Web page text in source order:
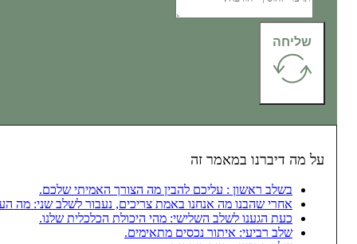
שליחה
על מה דיברנו במאמר זה
בשלב ראשון : עליכם להבין מה הצורך האמיתי שלכם.
אחרי שהבנו מה אנחנו באמת צריכים, נעבור לשלב שני: מה
כעת הגענו לשלב השלישי: מהי היכולת הכלכלית שלנו.
שלב רביעי: איתור נכסים מתאימים.